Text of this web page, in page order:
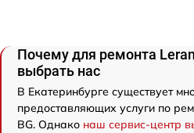
Почему для ремонта Leran
выбрать нас
В Екатеринбурге существует
предоставляющих услуги по
BG. Однако наш сервис-центр